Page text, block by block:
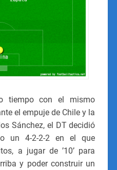
tiempo con el mismo
el empuje de Chile y la
Sánchez, el DT decidió
un 4-2-2-2 en el que
a jugar de ’10’ para
y poder construir un